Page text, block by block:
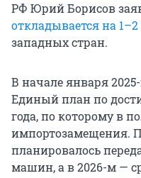
РФ Юрий Борисов
откладывается на 1–2
западных стран.
В начале января
Единый план по
года, по которому в
импортозамещения.
планировалось
машин, а в 2026-м —